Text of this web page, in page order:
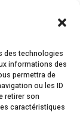
des technologies
informations des
permettra de
ou les ID
retirer son
caractéristiques
post-
l’hormone